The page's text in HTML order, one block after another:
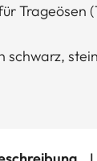
Trageösen
schwarz,